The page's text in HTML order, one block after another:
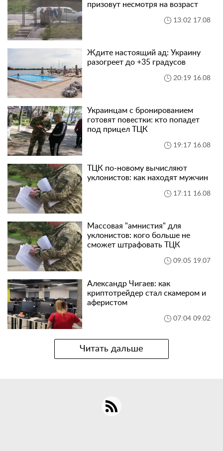
призовут несмотря на возраст
13:02 17.08
Ждите настоящий ад: Украину
разогреет до +35 градусов
20:19 16.08
Украинцам с бронированием
готовят повестки: кто попадет
под прицел ТЦК
19:17 16.08
ТЦК по-новому вычисляют
уклонистов: как находят мужчин
17:11 16.08
Массовая "амнистия" для
уклонистов: кого больше не
сможет штрафовать ТЦК
09:05 19.07
Александр Чигаев: как
криптотрейдер стал скамером и
аферистом
07:04 09.02
Читать дальше